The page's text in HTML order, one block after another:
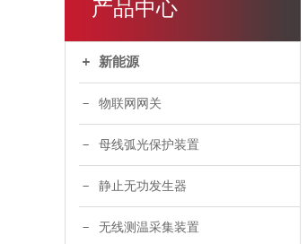
产品中心
新能源
物联网网关
母线弧光保护装置
静止无功发生器
无线测温采集装置